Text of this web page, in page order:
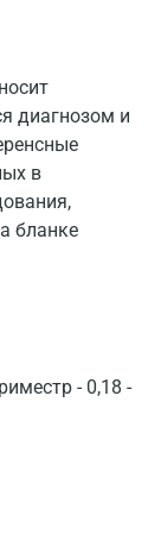
диагнозом и
в
бланке
- 0,18 -